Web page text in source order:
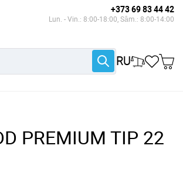
+373 69 83 44 42
Lun. - Vin.: 8:00-18:00, Sâm.: 8:00-14:00
RU
PREMIUM TIP 22